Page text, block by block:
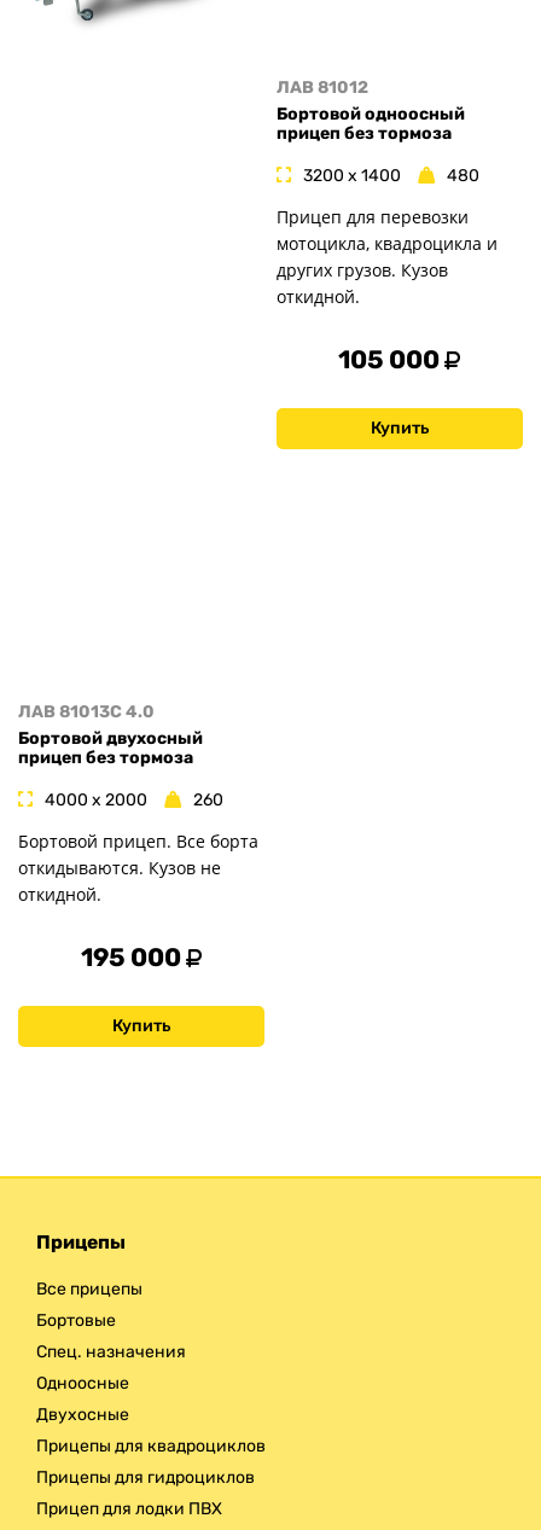
ЛАВ 81013C 4.0
Бортовой двухосный
прицеп без тормоза
4000 x 2000 260
Бортовой прицеп. Все борта
откидываются. Кузов не
откидной.
195 000
Купить
ЛАВ 81012
Бортовой одноосный
прицеп без тормоза
3200 x 1400 480
Прицеп для перевозки
мотоцикла, квадроцикла и
других грузов. Кузов
откидной.
105 000
Купить
Прицепы
Все прицепы
Бортовые
Спец. назначения
Одноосные
Двухосные
Прицепы для квадроциклов
Прицепы для гидроциклов
Прицеп для лодки ПВХ